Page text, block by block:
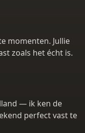
momenten. Jullie
zoals het écht is.
— ik ken de
perfect vast te